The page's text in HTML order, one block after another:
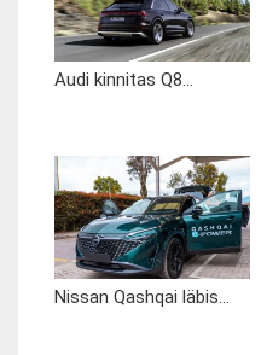
Audi kinnitas Q8...
Nissan Qashqai läbis...